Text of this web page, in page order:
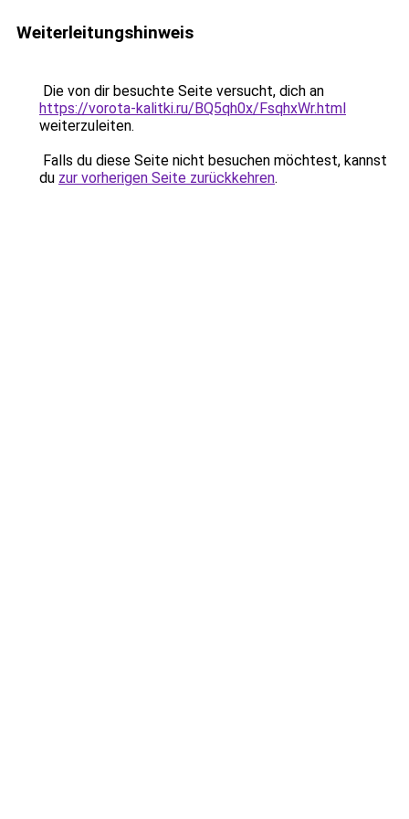
Weiterleitungshinweis
Die von dir besuchte Seite versucht, dich an
https://vorota-kalitki.ru/BQ5qh0x/FsqhxWr.html
weiterzuleiten.
Falls du diese Seite nicht besuchen möchtest, kannst
du zur vorherigen Seite zurückkehren.